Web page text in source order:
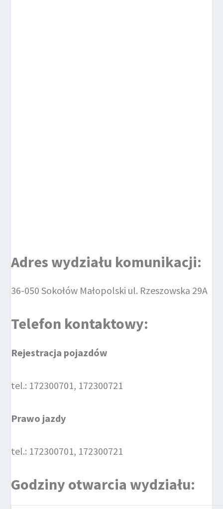
Adres wydziału komunikacji:
36-050 Sokołów Małopolski ul. Rzeszowska 29A
Telefon kontaktowy:
Rejestracja pojazdów
tel.: 172300701, 172300721
Prawo jazdy
tel.: 172300701, 172300721
Godziny otwarcia wydziału: